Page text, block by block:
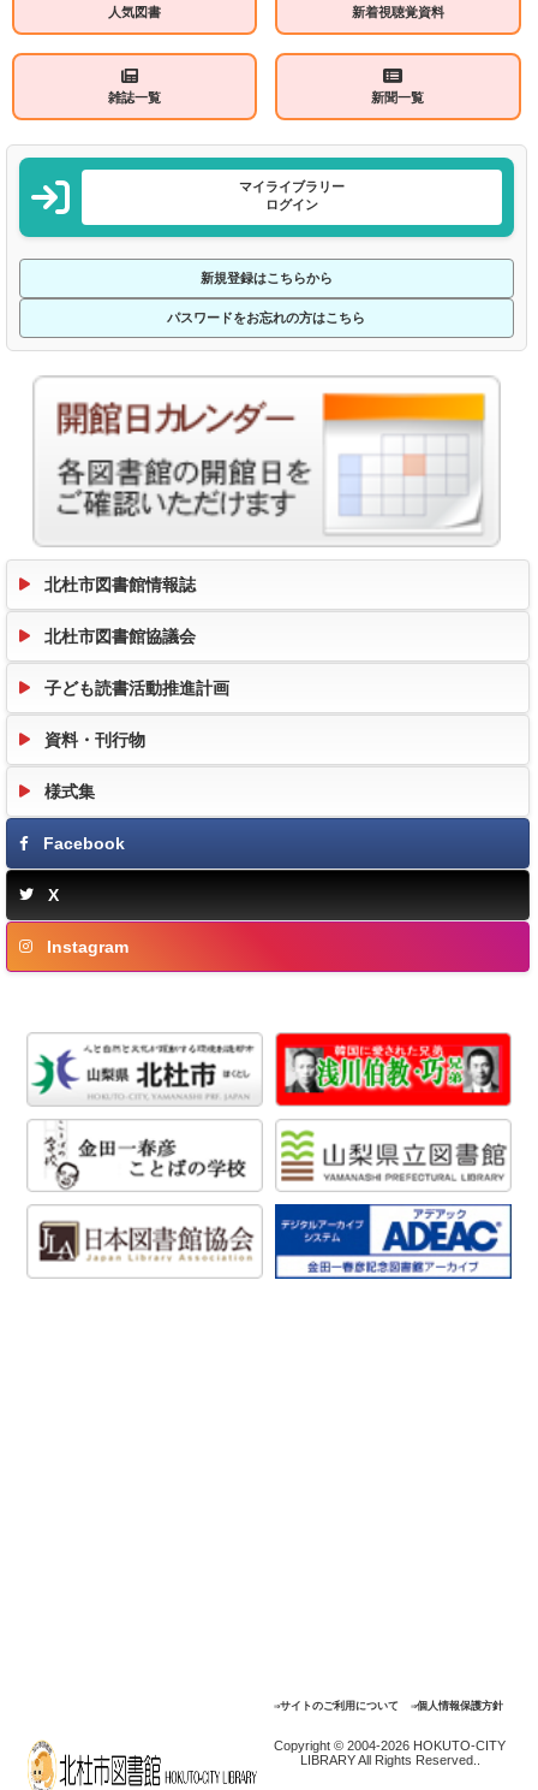
人気図書 新着視聴覚資料
雑誌一覧 新聞一覧
マイライブラリー
ログイン
新規登録はこちらから
パスワードをお忘れの方はこちら
北杜市図書館情報誌
北杜市図書館協議会
子ども読書活動推進計画
資料・刊行物
様式集
Facebook
X
Instagram
⇒サイトのご利用について ⇒個人情報保護方針
Copyright © 2004-2026 HOKUTO-CITY
LIBRARY All Rights Reserved..